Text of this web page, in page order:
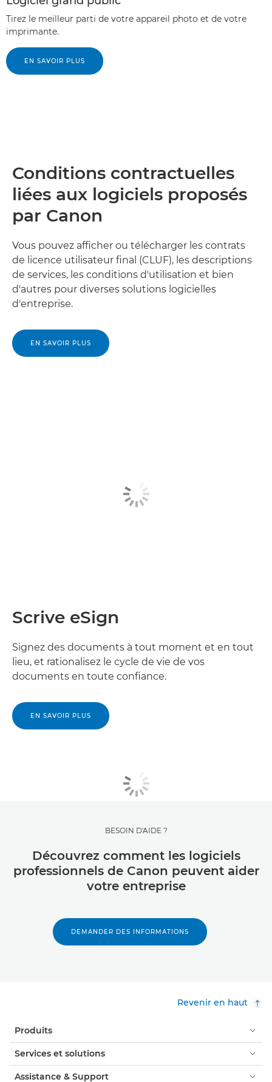
Tirez le meilleur parti de votre appareil photo et de votre
imprimante.
EN SAVOIR PLUS
Conditions contractuelles
liées aux logiciels proposés
par Canon
Vous pouvez afficher ou télécharger les contrats
de licence utilisateur final (CLUF), les descriptions
de services, les conditions d'utilisation et bien
d'autres pour diverses solutions logicielles
d'entreprise.
EN SAVOIR PLUS
Scrive eSign
Signez des documents à tout moment et en tout
lieu, et rationalisez le cycle de vie de vos
documents en toute confiance.
EN SAVOIR PLUS
BESOIN D'AIDE ?
Découvrez comment les logiciels
professionnels de Canon peuvent aider
votre entreprise
DEMANDER DES INFORMATIONS
Revenir en haut
Produits
Services et solutions
Assistance & Support